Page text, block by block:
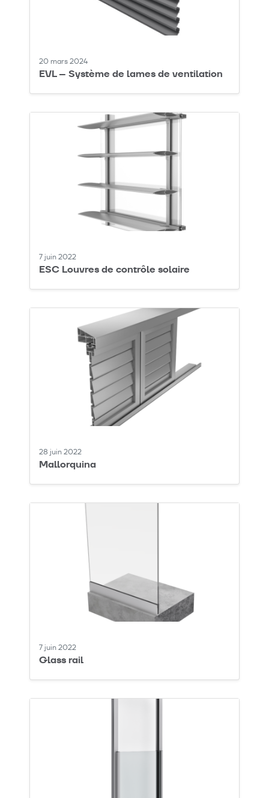
20 mars 2024
EVL – Système de lames de ventilation
7 juin 2022
ESC Louvres de contrôle solaire
28 juin 2022
Mallorquina
7 juin 2022
Glass rail